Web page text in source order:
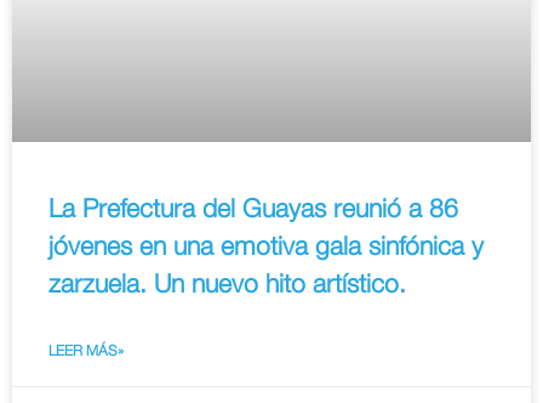
La Prefectura del Guayas reunió a 86
jóvenes en una emotiva gala sinfónica y
zarzuela. Un nuevo hito artístico.
LEER MÁS»